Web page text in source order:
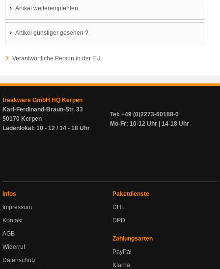
Artikel weiterempfehlen
Artikel günstiger gesehen ?
Verantwortliche Person in der EU
freakware GmbH HQ Kerpen
Karl-Ferdinand-Braun-Str. 33
50170 Kerpen
Ladenlokal: 10 - 12 / 14 - 18 Uhr
Tel: +49 (0)2273-60188-0
Mo-Fr: 10-12 Uhr | 14-18 Uhr
Infos
Impressum
Kontakt
AGB
Widerruf
Datenschutz
Paketdienste
DHL
DPD
Zahlungsarten
PayPal
Klarna